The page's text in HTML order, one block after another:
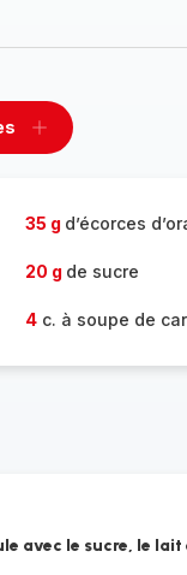
Ajouter
35 g d’écorces
20 g de sucre
4c. à soupe de
avec le sucre, le lait